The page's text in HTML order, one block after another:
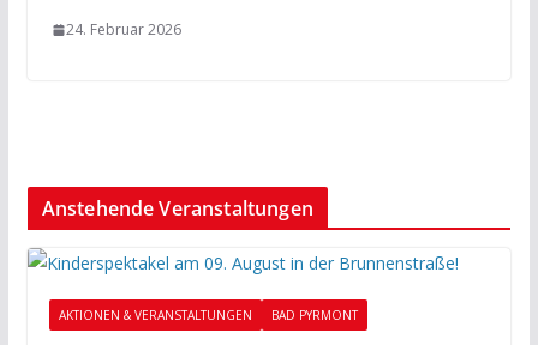
24. Februar 2026
Anstehende Veranstaltungen
AKTIONEN & VERANSTALTUNGEN BAD PYRMONT